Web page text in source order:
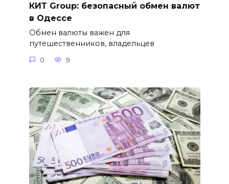
КИТ Group: безопасный обмен валют
в Одессе
Обмен валюты важен для
путешественников, владельцев
0 9